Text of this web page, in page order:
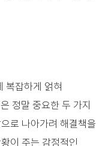
복잡하게 얽혀
정말 중요한 두 가지
로 나아가려 해결책을
이 주는 감정적인